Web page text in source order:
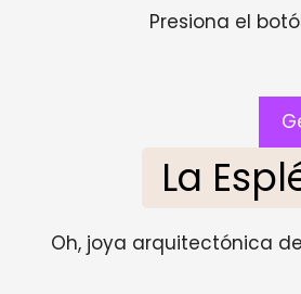
Presiona el
La
Oh, joya arquitectónica